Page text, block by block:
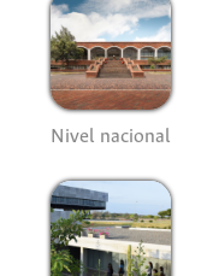
Nivel nacional